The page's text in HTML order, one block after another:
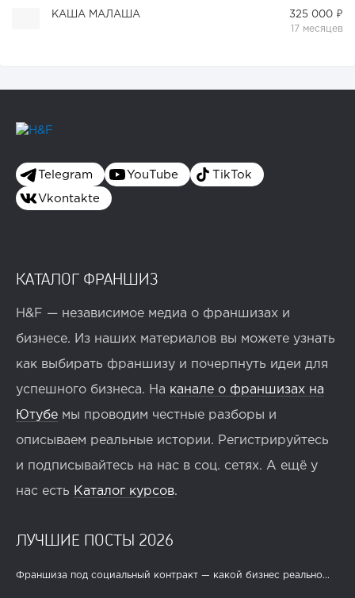
КАША МАЛАША
325 000 ₽
17 месяцев
Telegram YouTube TikTok
Vkontakte
КАТАЛОГ ФРАНШИЗ
H&F — независимое медиа о франшизах и
бизнесе. Из наших материалов вы можете узнать
как выбирать франшизу и почерпнуть идеи для
успешного бизнеса. На канале о франшизах на
Ютубе мы проводим честные разборы и
описываем реальные истории. Регистрируйтесь
и подписывайтесь на нас в соц. сетях. А ещё у
нас есть Каталог курсов.
ЛУЧШИЕ ПОСТЫ 2026
Франшиза под социальный контракт — какой бизнес реально...